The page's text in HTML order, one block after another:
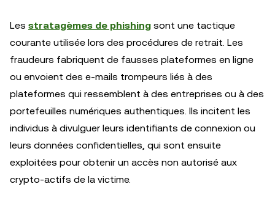
Les stratagèmes de phishing sont une tactique
courante utilisée lors des procédures de retrait. Les
fraudeurs fabriquent de fausses plateformes en ligne
ou envoient des e-mails trompeurs liés à des
plateformes qui ressemblent à des entreprises ou à des
portefeuilles numériques authentiques. Ils incitent les
individus à divulguer leurs identifiants de connexion ou
leurs données confidentielles, qui sont ensuite
exploitées pour obtenir un accès non autorisé aux
crypto-actifs de la victime.